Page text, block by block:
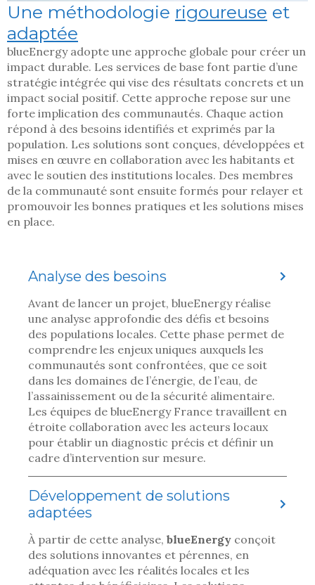
Une méthodologie rigoureuse et
adaptée
blueEnergy adopte une approche globale pour créer un
impact durable. Les services de base font partie d’une
stratégie intégrée qui vise des résultats concrets et un
impact social positif. Cette approche repose sur une
forte implication des communautés. Chaque action
répond à des besoins identifiés et exprimés par la
population. Les solutions sont conçues, développées et
mises en œuvre en collaboration avec les habitants et
avec le soutien des institutions locales. Des membres
de la communauté sont ensuite formés pour relayer et
promouvoir les bonnes pratiques et les solutions mises
en place.
Analyse des besoins
Avant de lancer un projet, blueEnergy réalise
une analyse approfondie des défis et besoins
des populations locales. Cette phase permet de
comprendre les enjeux uniques auxquels les
communautés sont confrontées, que ce soit
dans les domaines de l’énergie, de l’eau, de
l’assainissement ou de la sécurité alimentaire.
Les équipes de blueEnergy France travaillent en
étroite collaboration avec les acteurs locaux
pour établir un diagnostic précis et définir un
cadre d’intervention sur mesure.
Développement de solutions
adaptées
À partir de cette analyse, blueEnergy conçoit
des solutions innovantes et pérennes, en
adéquation avec les réalités locales et les